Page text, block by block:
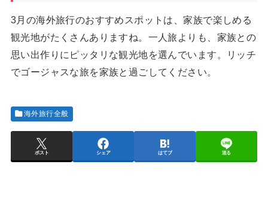
3月の海外旅行のおすすめスポットは、家族で楽しめる
観光地がたくさんありますね。一人旅よりも、家族との
思い出作りにピッタリな観光地を選んでいます。リッチ
でゴージャスな旅を家族と過ごしてください。
海外旅行全般
ポスト シェア はてブ 送る